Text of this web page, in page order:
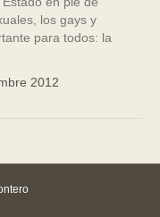
los gays y
para todos: la
2012